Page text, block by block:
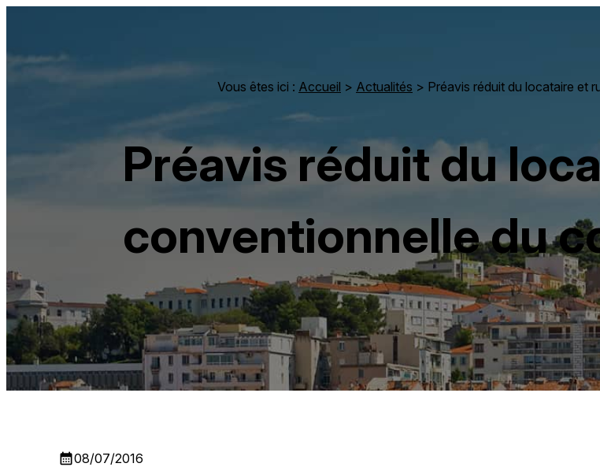
Vous êtes ici : Accueil > Actualités > Préavis réduit du locataire et
Préavis réduit du
conventionnelle du
calendar_month08/07/2016
Panneau de gestion des cookies